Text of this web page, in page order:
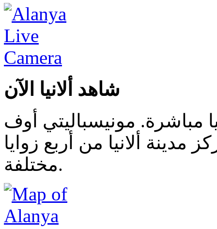
شاهد ألانيا الآن
مباشرة. مونيسباليتي أوف
مدينة ألانيا من أربع زوايا
مختلفة.